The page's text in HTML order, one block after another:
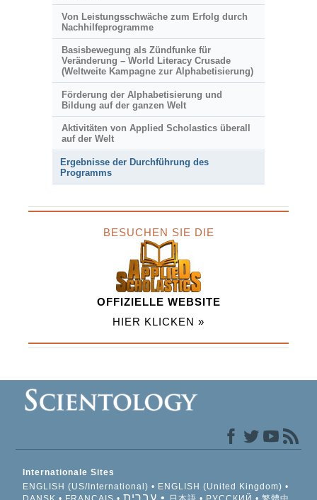
Von Leistungsschwäche zum Erfolg durch
Nachhilfeprogramme
Basisbewegung als Zündfunke für
Veränderung – World Literacy Crusade
(Weltweite Kampagne zur Alphabetisierung)
Förderung der Alphabetisierung und
Bildung auf der ganzen Welt
Aktivitäten von Applied Scholastics überall
auf der Welt
Ergebnisse der Durchführung des
Programms
BESUCHEN SIE DIE
OFFIZIELLE WEBSITE
HIER KLICKEN »
Internationale Sites
ENGLISH (US/International)
ENGLISH (United Kingdom)